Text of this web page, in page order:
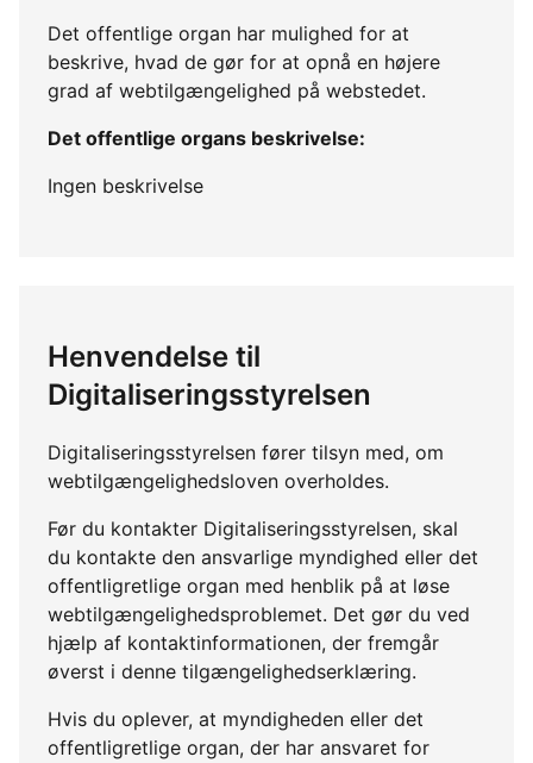
Det offentlige organ har mulighed for at
beskrive, hvad de gør for at opnå en højere
grad af webtilgængelighed på webstedet.
Det offentlige organs beskrivelse:
Ingen beskrivelse
Henvendelse til
Digitaliseringsstyrelsen
Digitaliseringsstyrelsen fører tilsyn med, om
webtilgængelighedsloven overholdes.
Før du kontakter Digitaliseringsstyrelsen, skal
du kontakte den ansvarlige myndighed eller det
offentligretlige organ med henblik på at løse
webtilgængelighedsproblemet. Det gør du ved
hjælp af kontaktinformationen, der fremgår
øverst i denne tilgængelighedserklæring.
Hvis du oplever, at myndigheden eller det
offentligretlige organ, der har ansvaret for